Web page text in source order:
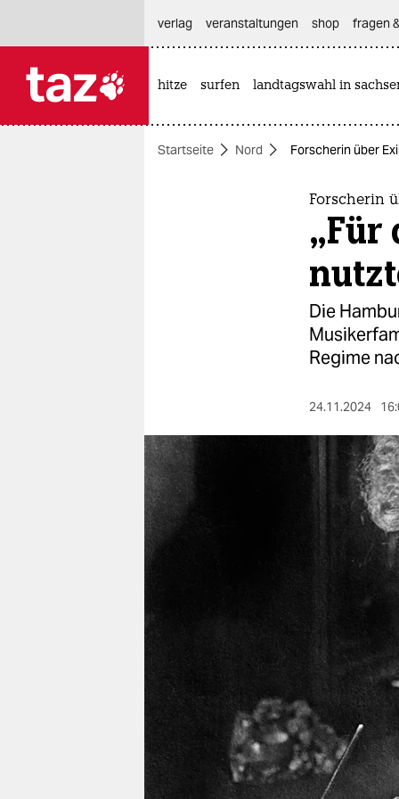
themen
nord
wahrheit
verlag
fragen & hilfe
unterstützen
abo
genossenschaft
verlag
veranstaltungen shop fragen
hitze surfen landtagswahl in
Startseite Nord Forscherin über
Forscherin
Die
Regime
24.11.2024